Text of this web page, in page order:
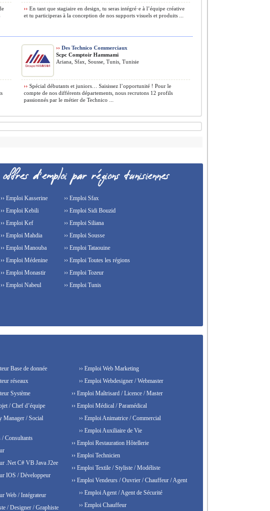
›› En tant que stagiaire en design, tu seras intégré·e à l’équipe créative
et tu participeras à la conception de nos supports visuels et produits ...
›› Des Technico Commerciaux
Scpc Comptoir Hammami
Ariana, Sfax, Sousse, Tunis, Tunisie
›› Spécial débutants et juniors… Saisissez l’opportunité ! Pour le
compte de nos différents départements, nous recrutons 12 profils
passionnés par le métier de Technico ...
›› Emploi Kasserine
›› Emploi Kebili
›› Emploi Kef
›› Emploi Mahdia
›› Emploi Manouba
›› Emploi Médenine
›› Emploi Monastir
›› Emploi Nabeul
›› Emploi Sfax
›› Emploi Sidi Bouzid
›› Emploi Siliana
›› Emploi Sousse
›› Emploi Tataouine
›› Emploi Toutes les régions
›› Emploi Tozeur
›› Emploi Tunis
Base de donnée
réseaux
Système
/ Chef d’équipe
Manager / Social
/ Consultants
.Net C# VB Java J2ee
IOS / Développeur
Web / Intégrateur
/ Designer / Graphiste
›› Emploi Web Marketing
›› Emploi Webdesigner / Webmaster
›› Emploi Maîtrisard / Licence / Master
›› Emploi Médical / Paramédical
›› Emploi Animatrice / Commercial
›› Emploi Auxiliaire de Vie
›› Emploi Restauration Hôtellerie
›› Emploi Technicien
›› Emploi Textile / Styliste / Modéliste
›› Emploi Vendeurs / Ouvrier / Chauffeur / Agent
›› Emploi Agent / Agent de Sécurité
›› Emploi Chauffeur